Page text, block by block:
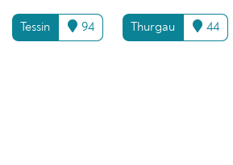
Tessin 94 Thurgau 44